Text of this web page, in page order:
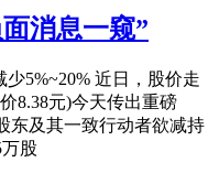
消息一窥”
5%~20% 近日，股价走
8.38元)今天传出重磅
东及其一致行动者欲减持
股